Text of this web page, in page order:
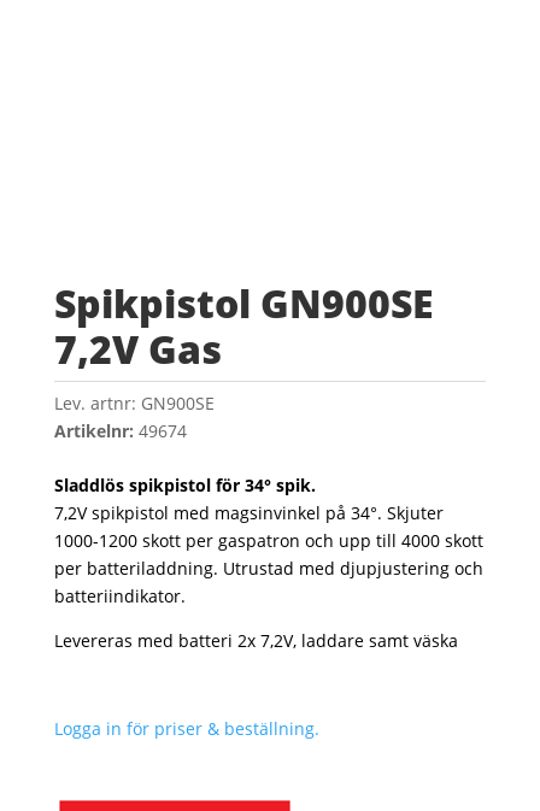
Spikpistol GN900SE
7,2V Gas
Lev. artnr: GN900SE
Artikelnr: 49674
Sladdlös spikpistol för 34° spik.
7,2V spikpistol med magsinvinkel på 34°. Skjuter
1000-1200 skott per gaspatron och upp till 4000 skott
per batteriladdning. Utrustad med djupjustering och
batteriindikator.
Levereras med batteri 2x 7,2V, laddare samt väska
Logga in för priser & beställning.